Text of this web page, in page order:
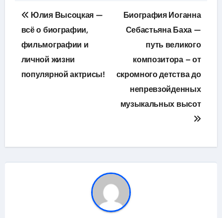
Навигация
по
записям
Юлия Высоцкая —
всё о биографии,
фильмографии и
личной жизни
популярной актрисы!
Биография Иоганна
Себастьяна Баха —
путь великого
композитора – от
скромного детства до
непревзойденных
музыкальных высот